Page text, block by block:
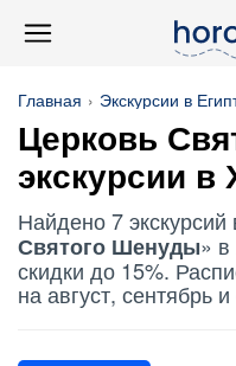
Главная Экскурсии в
Церковь
экскурсии в
Найдено 7 экскурсий
Святого Шенуды»
скидки до 15%.
на август, сентябрь